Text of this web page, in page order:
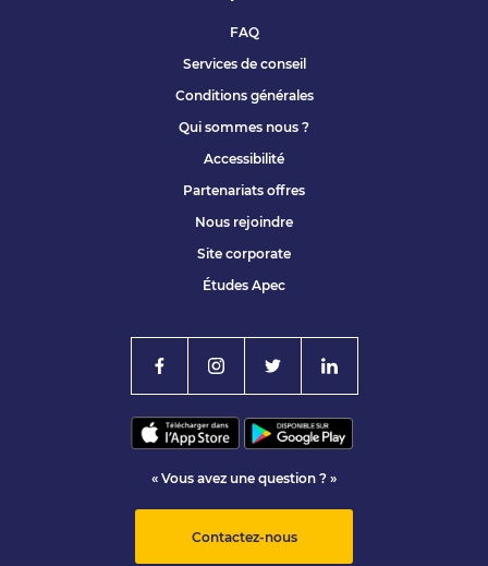
FAQ
Services de conseil
Conditions générales
Qui sommes nous ?
Accessibilité
Partenariats offres
Nous rejoindre
Site corporate
Études Apec
« Vous avez une question ? »
Contactez-nous